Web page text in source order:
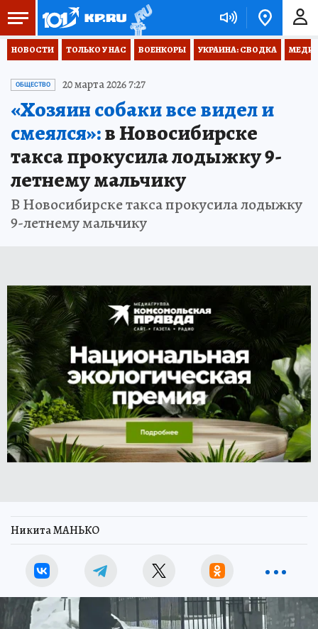
НОВОСТИ ТОЛЬКО У НАС ВОЕНКОРЫ УКРАИНА: СВОДКА
ОБЩЕСТВО 20 марта 2026 7:27
«Хозяин собаки все видел и
смеялся»:в Новосибирске
такса прокусила лодыжку 9-
летнему мальчику
В Новосибирске такса прокусила лодыжку
9-летнему мальчику
Никита МАНЬКО